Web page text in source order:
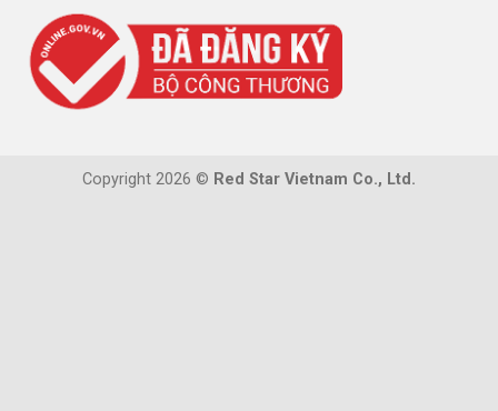
Copyright 2026 © Red Star Vietnam Co., Ltd.